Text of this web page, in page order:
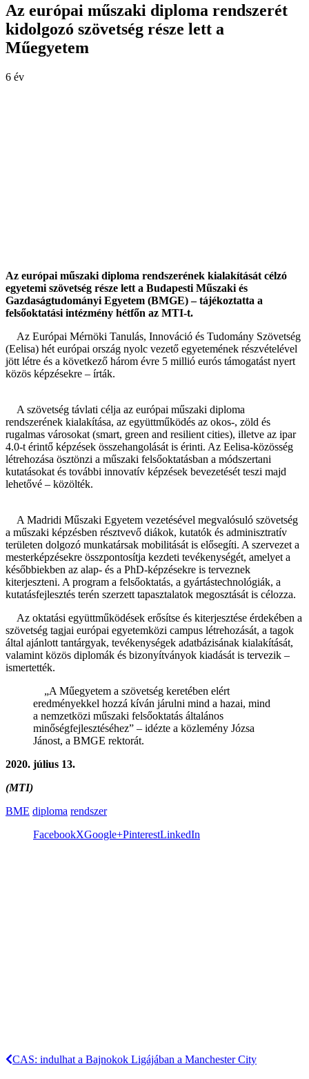
Az európai műszaki diploma rendszerét
kidolgozó szövetség része lett a
Műegyetem
6 év
Az európai műszaki diploma rendszerének kialakítását célzó
egyetemi szövetség része lett a Budapesti Műszaki és
Gazdaságtudományi Egyetem (BMGE) – tájékoztatta a
felsőoktatási intézmény hétfőn az MTI-t.
Az Európai Mérnöki Tanulás, Innováció és Tudomány Szövetség
(Eelisa) hét európai ország nyolc vezető egyetemének részvételével
jött létre és a következő három évre 5 millió eurós támogatást nyert
közös képzésekre – írták.
A szövetség távlati célja az európai műszaki diploma
rendszerének kialakítása, az együttműködés az okos-, zöld és
rugalmas városokat (smart, green and resilient cities), illetve az ipar
4.0-t érintő képzések összehangolását is érinti. Az Eelisa-közösség
létrehozása ösztönzi a műszaki felsőoktatásban a módszertani
kutatásokat és további innovatív képzések bevezetését teszi majd
lehetővé – közölték.
A Madridi Műszaki Egyetem vezetésével megvalósuló szövetség
a műszaki képzésben résztvevő diákok, kutatók és adminisztratív
területen dolgozó munkatársak mobilitását is elősegíti. A szervezet a
mesterképzésekre összpontosítja kezdeti tevékenységét, amelyet a
későbbiekben az alap- és a PhD-képzésekre is terveznek
kiterjeszteni. A program a felsőoktatás, a gyártástechnológiák, a
kutatásfejlesztés terén szerzett tapasztalatok megosztását is célozza.
Az oktatási együttműködések erősítse és kiterjesztése érdekében a
szövetség tagjai európai egyetemközi campus létrehozását, a tagok
által ajánlott tantárgyak, tevékenységek adatbázisának kialakítását,
valamint közös diplomák és bizonyítványok kiadását is tervezik –
ismertették.
„A Műegyetem a szövetség keretében elért
eredményekkel hozzá kíván járulni mind a hazai, mind
a nemzetközi műszaki felsőoktatás általános
minőségfejlesztéséhez” – idézte a közlemény Józsa
Jánost, a BMGE rektorát.
2020. július 13.
(MTI)
BME diploma rendszer
FacebookXGoogle+PinterestLinkedIn
CAS: indulhat a Bajnokok Ligájában a Manchester City